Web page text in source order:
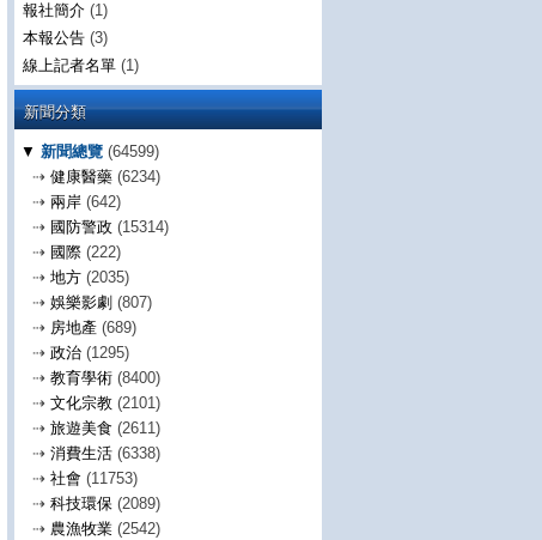
報社簡介 (1)
本報公告 (3)
線上記者名單 (1)
新聞分類
▼ 新聞總覽 (64599)
⇢ 健康醫藥 (6234)
⇢ 兩岸 (642)
⇢ 國防警政 (15314)
⇢ 國際 (222)
⇢ 地方 (2035)
⇢ 娛樂影劇 (807)
⇢ 房地產 (689)
⇢ 政治 (1295)
⇢ 教育學術 (8400)
⇢ 文化宗教 (2101)
⇢ 旅遊美食 (2611)
⇢ 消費生活 (6338)
⇢ 社會 (11753)
⇢ 科技環保 (2089)
⇢ 農漁牧業 (2542)